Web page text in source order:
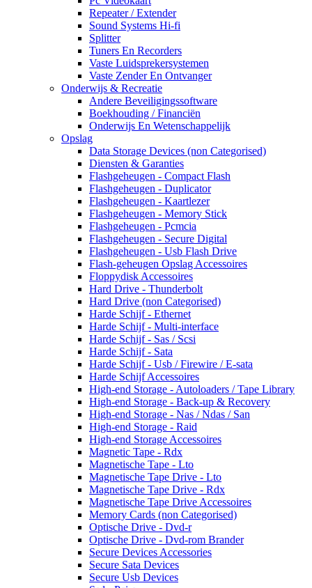
Repeater / Extender
Sound Systems Hi-fi
Splitter
Tuners En Recorders
Vaste Luidsprekersystemen
Vaste Zender En Ontvanger
Onderwijs & Recreatie
Andere Beveiligingssoftware
Boekhouding / Financiën
Onderwijs En Wetenschappelijk
Opslag
Data Storage Devices (non Categorised)
Diensten & Garanties
Flashgeheugen - Compact Flash
Flashgeheugen - Duplicator
Flashgeheugen - Kaartlezer
Flashgeheugen - Memory Stick
Flashgeheugen - Pcmcia
Flashgeheugen - Secure Digital
Flashgeheugen - Usb Flash Drive
Flash-geheugen Opslag Accessoires
Floppydisk Accessoires
Hard Drive - Thunderbolt
Hard Drive (non Categorised)
Harde Schijf - Ethernet
Harde Schijf - Multi-interface
Harde Schijf - Sas / Scsi
Harde Schijf - Sata
Harde Schijf - Usb / Firewire / E-sata
Harde Schijf Accessoires
High-end Storage - Autoloaders / Tape Library
High-end Storage - Back-up & Recovery
High-end Storage - Nas / Ndas / San
High-end Storage - Raid
High-end Storage Accessoires
Magnetic Tape - Rdx
Magnetische Tape - Lto
Magnetische Tape Drive - Lto
Magnetische Tape Drive - Rdx
Magnetische Tape Drive Accessoires
Memory Cards (non Categorised)
Optische Drive - Dvd-r
Optische Drive - Dvd-rom Brander
Secure Devices Accessories
Secure Sata Devices
Secure Usb Devices